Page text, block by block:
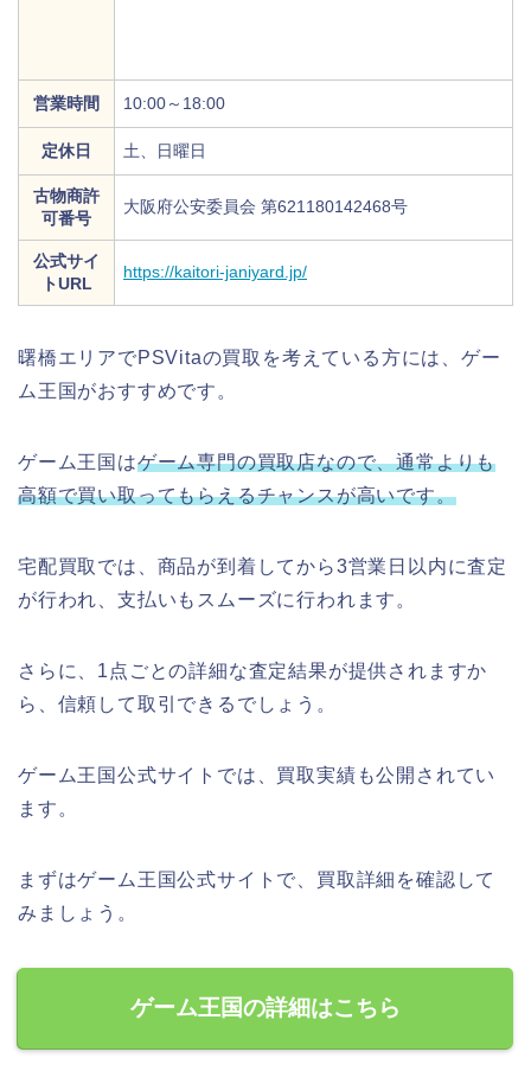
営業時間 10:00～18:00
定休日 土、日曜日
古物商許
可番号
大阪府公安委員会 第621180142468号
公式サイ
トURL
https://kaitori-janiyard.jp/
曙橋エリアでPSVitaの買取を考えている方には、ゲー
ム王国がおすすめです。
ゲーム王国はゲーム専門の買取店なので、通常よりも
高額で買い取ってもらえるチャンスが高いです。
宅配買取では、商品が到着してから3営業日以内に査定
が行われ、支払いもスムーズに行われます。
さらに、1点ごとの詳細な査定結果が提供されますか
ら、信頼して取引できるでしょう。
ゲーム王国公式サイトでは、買取実績も公開されてい
ます。
まずはゲーム王国公式サイトで、買取詳細を確認して
みましょう。
ゲーム王国の詳細はこちら